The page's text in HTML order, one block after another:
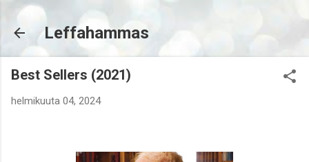
Leffahammas
Best Sellers (2021)
helmikuuta 04, 2024